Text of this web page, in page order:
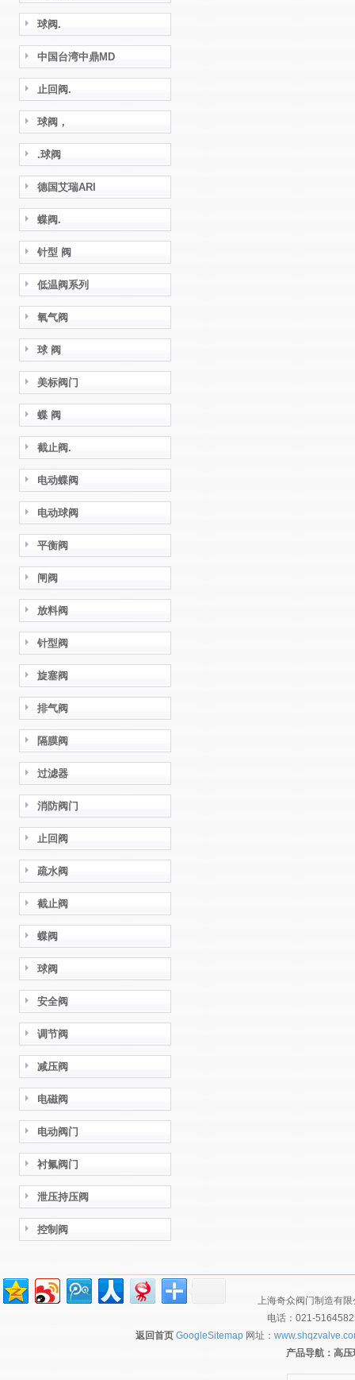
球阀.
中国台湾中鼎MD
止回阀.
球阀，
.球阀
德国艾瑞ARI
蝶阀.
针型 阀
低温阀系列
氧气阀
球 阀
美标阀门
蝶 阀
截止阀.
电动蝶阀
电动球阀
平衡阀
闸阀
放料阀
针型阀
旋塞阀
排气阀
隔膜阀
过滤器
消防阀门
止回阀
疏水阀
截止阀
蝶阀
球阀
安全阀
调节阀
减压阀
电磁阀
电动阀门
衬氟阀门
泄压持压阀
控制阀
上海奇众阀门制造有
电话：021-
返回首页 GoogleSitemap 网址：
产品导航： 高压